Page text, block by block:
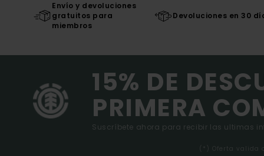
Envío y devoluciones
gratuitos para
miembros
Devoluciones en 30
15% DE
PRIMERA
Suscríbete ahora para recibir las ultimas
(*) Oferta